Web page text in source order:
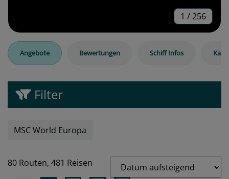
1 /256
Angebote Bewertungen Schiff Infos
Filter
MSC World Europa
80 Routen, 481 Reisen